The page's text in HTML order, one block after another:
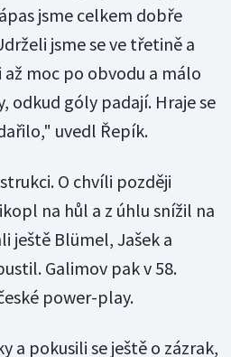
jsme celkem dobře
jsme se ve třetině a
moc po obvodu a málo
odkud góly padají. Hraje se
uvedl Řepík.
O chvíli později
na hůl a z úhlu snížil na
ještě Blümel, Jašek a
Galimov pak v 58.
power-play.
a pokusili se ještě o zázrak,